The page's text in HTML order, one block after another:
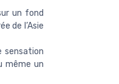
un fond
de l’Asie
sensation
même un